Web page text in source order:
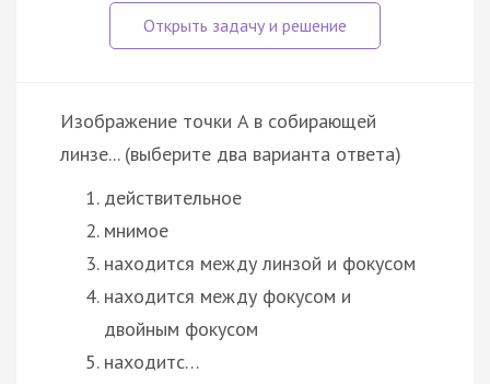
Изображение точки A в собирающей
линзе... (выберите два варианта ответа)
действительное
мнимое
находится между линзой и фокусом
находится между фокусом и
двойным фокусом
находитс…